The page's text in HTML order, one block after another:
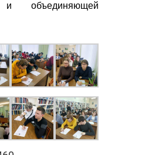
и объединяющей